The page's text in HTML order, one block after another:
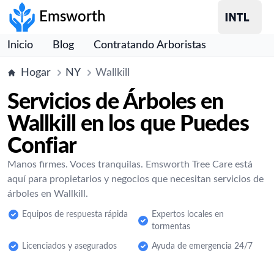
Emsworth
Inicio Blog Contratando Arboristas
Hogar NY Wallkill
Servicios de Árboles en
Wallkill en los que Puedes
Confiar
Manos firmes. Voces tranquilas. Emsworth Tree Care está
aquí para propietarios y negocios que necesitan servicios de
árboles en Wallkill.
Equipos de respuesta rápida
Expertos locales en
tormentas
Licenciados y asegurados Ayuda de emergencia 24/7